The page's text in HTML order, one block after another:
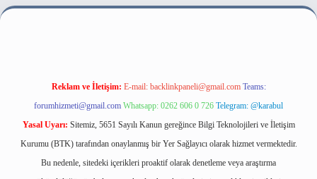
bahis sitesi
Reklam ve İletişim: E-mail: backlinkpaneli@gmail.com Teams:
forumhizmeti@gmail.com Whatsapp: 0262 606 0 726 Telegram: @karabul
Yasal Uyarı: Sitemiz, 5651 Sayılı Kanun gereğince Bilgi Teknolojileri ve İletişim
Kurumu (BTK) tarafından onaylanmış bir Yer Sağlayıcı olarak hizmet vermektedir.
Bu nedenle, sitedeki içerikleri proaktif olarak denetleme veya araştırma